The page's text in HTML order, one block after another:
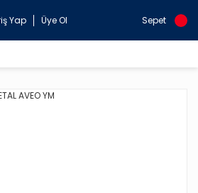
Yap Üye Ol Sepet